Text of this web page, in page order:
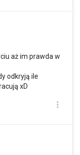
aż im prawda w
odkryją ile
xD